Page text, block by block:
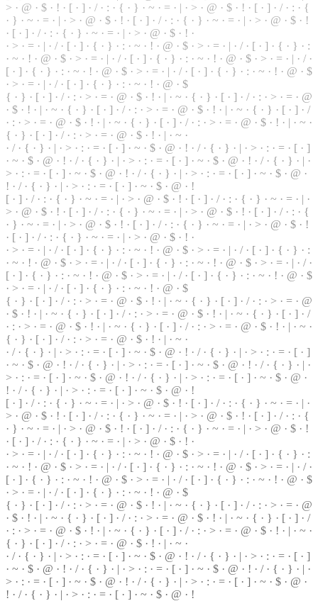
> · @ · $ · ! · [ · ] · / · : · { · } · ~ · = · | · > · @ · $ · ! · [ · ] · / · : · {
· } · ~ · = · | · > · @ · $ · ! · [ · ] · / · : · { · } · ~ · = · | · > · @ · $ · !
· [ · ] · / · : · { · } · ~ · = · | · > · @ · $ · ! ·
· > · = · | · / · [ · ] · { · } · : · ~ · ! · @ · $ · > · = · | · / · [ · ] · { · } · :
· ~ · ! · @ · $ · > · = · | · /· [ · ] · { · } · : · ~ · ! · @ · $ · > · = · | · / ·
[ · ] · { · } · : · ~ · ! · @ · $ · > · = · | · / · [ · ] · { · } · : · ~ · ! · @ · $
· > · = · | · /· [ · ] · { · } · : · ~ · ! · @ · $
{ · } · [ · ] · / · : · > · = · @ · $ · ! · | · ~ · { · } · [ · ] · / · : · > · = · @
· $ · ! · | · ~ · { · } · [ · ] · / · : · > · = · @ · $ · ! · | · ~ · { · } · [ · ] · /
· : · > · = · @ · $ · ! · | · ~ · { · } · [ · ] · / · : · > · = · @ · $ · ! · | · ~ ·
{ · } · [ · ] · /· : · > · = · @ · $ · ! · | · ~ ·
· / · { · } · | · > · : · = · [ · ] · ~ · $ · @ · ! · / · { · } · | · > · : · = · [ · ]
· ~ · $ · @ · ! · / · { · } · | · > · : · = · [ · ] · ~ · $ · @ · ! · /· { · } · | ·
> · : · = · [ · ] · ~ · $ · @ · ! · / · { · } · | · > · : · = · [ · ] · ~ · $ · @ ·
! · / · { · } · | · > · : · = · [ · ] · ~ · $ · @ · !
[ · ] · / · : · { · } · ~ · = · | · > · @ · $ · ! · [ · ] · / · : · { · } · ~ · = · | ·
> · @ · $ · ! · [ · ] · / · : · { · } · ~ · = · | · > · @ · $ · ! · [ · ] · / · : · {
· } · ~ · = · | · > · @ · $ · ! · [ · ] · / · : · { · } · ~ · = · | · > · @ · $ · !
· [ · ] · / · : · { · } · ~ · = · | · > · @ · $ · ! ·
· > · = · | · /· [ · ] · { · } · : · ~ · ! · @ · $ · > · = · | · / · [ · ] · { · } · :
· ~ · ! · @ · $ · > · = · | · / · [ · ] · { · } · : · ~ · ! · @ · $ · > · = · | · / ·
[ · ] · { · } · : · ~ · ! · @ · $ · > · = · | · / · [ · ] · { · } · : · ~ · ! · @ · $
· > · = · | · / · [ · ] · { · } · : · ~ · ! · @ · $
{ · } · [ · ] · / · : · > · = · @ · $ · ! · | · ~ · { · } · [ · ] · / · : · > · = · @
· $ · ! · | · ~ · { · } · [ · ] · / · : · > · = · @ · $ · ! · | · ~ · { · } · [ · ] · /
· : · > · = · @ · $ · ! · | · ~ · { · } · [ · ] · / · : · > · = · @ · $ · ! · | · ~ ·
{ · } · [ · ] · / · : · > · = · @ · $ · ! · | · ~ ·
· / · { · } · | · > · : · = · [ · ] · ~ · $ · @ · ! · / · { · } · | · > · : · = · [ · ]
· ~ · $ · @ · ! · / · { · } · | · > · : · = · [ · ] · ~ · $ · @ · ! · / · { · } · | ·
> · : · = · [ · ] · ~ · $ · @ · ! · / · { · } · | · > · : · = · [ · ] · ~ · $ · @ ·
! · / · { · } · | · > · : · = · [ · ] · ~ · $ · @ · !
[ · ] · / · : · { · } · ~ · = · | · > · @ · $ · ! · [ · ] · / · : · { · } · ~ · = · | ·
> · @ · $ · ! · [ · ] · / · : · { · } · ~ · = · | · > · @ · $ · ! · [ · ] · / · : · {
· } · ~ · = · | · > · @ · $ · ! · [ · ] · / · : · { · } · ~ · = · | · > · @ · $ · !
· [ · ] · / · : · { · } · ~ · = · | · > · @ · $ · ! ·
· > · = · | · / · [ · ] · { · } · : · ~ · ! · @ · $ · > · = · | · / · [ · ] · { · } · :
· ~ · ! · @ · $ · > · = · | · / · [ · ] · { · } · : · ~ · ! · @ · $ · > · = · | · / ·
[ · ] · { · } · : · ~ · ! · @ · $ · > · = · | · / · [ · ] · { · } · : · ~ · ! · @ · $
· > · = · | · / · [ · ] · { · } · : · ~ · ! · @ · $
{ · } · [ · ] · / · : · > · = · @ · $ · ! · | · ~ · { · } · [ · ] · / · : · > · = · @
· $ · ! · | · ~ · { · } · [ · ] · / · : · > · = · @ · $ · ! · | · ~ · { · } · [ · ] · /
· : · > · = · @ · $ · ! · | · ~ · { · } · [ · ] · /· : · > · = · @ · $ · ! · | · ~ ·
{ · } · [ · ] · / · : · > · = · @ · $ · ! · | · ~ ·
· / · { · } · | · > · : · = · [ · ] · ~ · $ · @ · ! · / · { · } · | · > · : · = · [ · ]
· ~ · $ · @ · ! · / · { · } · | · > · : · = · [ · ] · ~ · $ · @ · ! · /· { · } · | ·
> · : · = · [ · ] · ~ · $ · @ · ! · / · { · } · | · > · : · = · [ · ] · ~ · $ · @ ·
! · / · { · } · | · > · : · = · [ · ] · ~ · $ · @ · !